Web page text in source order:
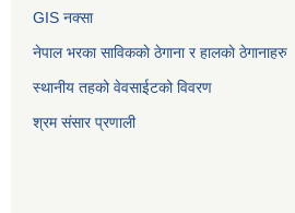
GIS नक्सा
नेपाल भरका साविककाे ठेगाना र हालकाे ठेगानाहरु
स्थानीय तहको वेवसाईटको विवरण
श्रम संसार प्रणाली